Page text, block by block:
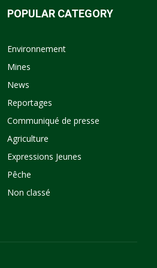
POPULAR CATEGORY
Environnement
Mines
News
Reportages
Communiqué de presse
Agriculture
Expressions Jeunes
Pêche
Non classé